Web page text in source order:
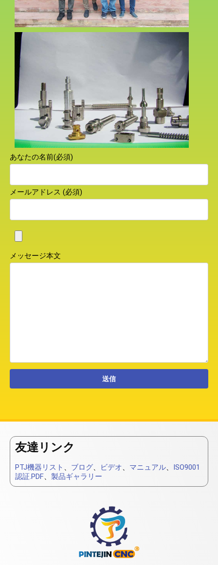
あなたの名前(必須)
メールアドレス (必須)
メッセージ本文
友達リンク
PTJ機器リスト 、 ブログ、 ビデオ、 マニュアル、 ISO9001
認証.PDF、 製品ギャラリー